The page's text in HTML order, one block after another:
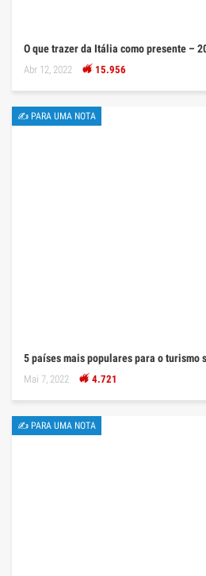
O que trazer da Itália como presente –
Abr 12, 2022 15.956
✍ PARA UMA NOTA
5 países mais populares para o turismo
Mai 7, 2022 4.721
✍ PARA UMA NOTA